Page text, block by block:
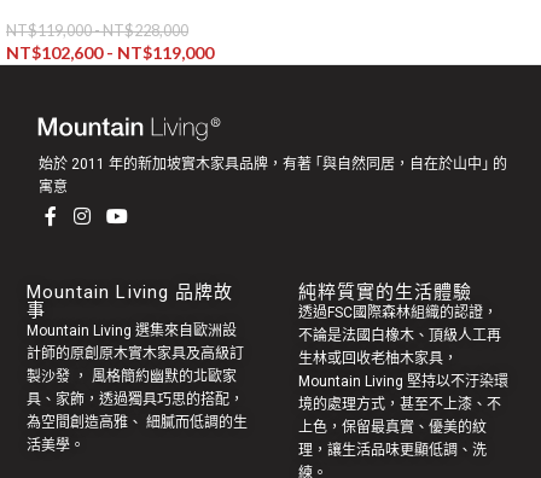
NT$119,000-NT$228,000
NT$102,600- NT$119,000
始於 2011 年的新加坡實木家具品牌，有著 ｢與自然同居，自在於山中｣ 的
寓意
Mountain Living 品牌故
事
Mountain Living 選集來自歐洲設
計師的原創 原木實木家具及高級訂
製沙發 ， 風格簡約幽默的北歐家
具 、家飾，透過獨具巧思的搭配，
為空間創造高雅、 細膩而低調的生
活美學。
純粹質實的生活體驗
透過FSC國際森林組織的認證，
不論是法國白橡木、頂級人工再
生林或回收老柚木家具 ，
Mountain Living 堅持以不汙染環
境的處理方式，甚至不上漆、不
上色，保留最真實、優美的紋
理，讓生活品味更顯低調、洗
練。